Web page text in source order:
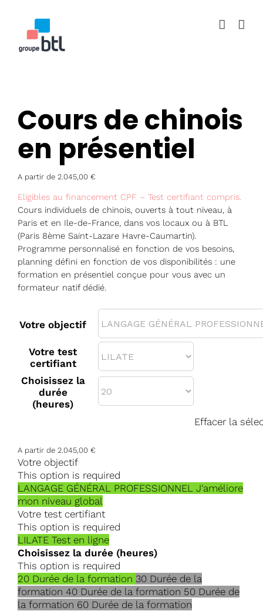
contenu
Cours de chinois
en présentiel
A partir de 2.045,00 €
Eligibles au financement CPF – Test certifiant compris.
Cours individuels de chinois, ouverts à tout niveau, à
Paris et en Ile-de-France, dans vos locaux ou à BTL
(Paris 8ème Saint-Lazare Havre-Caumartin).
Programme personnalisé en fonction de vos besoins,
planning défini en fonction de vos disponibilités : une
formation en présentiel conçue pour vous avec un
formateur natif dédié.
Votre objectif
Votre test
certifiant
Choisissez la
durée
(heures)
Effacer la
A partir de 2.045,00 €
Votre objectif
This option is required
LANGAGE GÉNÉRAL PROFESSIONNEL J'améliore
mon niveau global
Votre test certifiant
This option is required
LILATE Test en ligne
Choisissez la durée (heures)
This option is required
20 Durée de la formation 30 Durée de la
formation 40 Durée de la formation 50 Durée de
la formation 60 Durée de la formation